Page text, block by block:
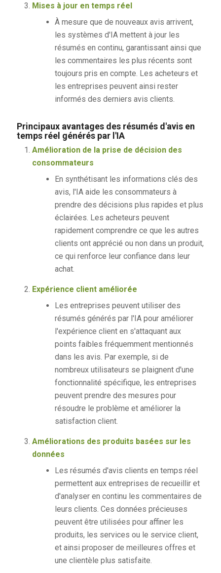
Mises à jour en temps réel
À mesure que de nouveaux avis arrivent,
les systèmes d'IA mettent à jour les
résumés en continu, garantissant ainsi que
les commentaires les plus récents sont
toujours pris en compte. Les acheteurs et
les entreprises peuvent ainsi rester
informés des derniers avis clients.
Principaux avantages des résumés d'avis en
temps réel générés par l'IA
Amélioration de la prise de décision des
consommateurs
En synthétisant les informations clés des
avis, l'IA aide les consommateurs à
prendre des décisions plus rapides et plus
éclairées. Les acheteurs peuvent
rapidement comprendre ce que les autres
clients ont apprécié ou non dans un produit,
ce qui renforce leur confiance dans leur
achat.
Expérience client améliorée
Les entreprises peuvent utiliser des
résumés générés par l'IA pour améliorer
l'expérience client en s'attaquant aux
points faibles fréquemment mentionnés
dans les avis. Par exemple, si de
nombreux utilisateurs se plaignent d'une
fonctionnalité spécifique, les entreprises
peuvent prendre des mesures pour
résoudre le problème et améliorer la
satisfaction client.
Améliorations des produits basées sur les
données
Les résumés d'avis clients en temps réel
permettent aux entreprises de recueillir et
d'analyser en continu les commentaires de
leurs clients. Ces données précieuses
peuvent être utilisées pour affiner les
produits, les services ou le service client,
et ainsi proposer de meilleures offres et
une clientèle plus satisfaite.